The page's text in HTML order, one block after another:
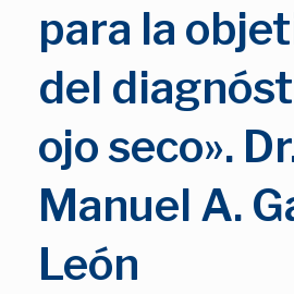
para la
del
ojo seco».
Manuel A.
León